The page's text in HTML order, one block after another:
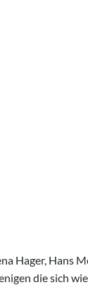
Hager, Hans
die sich